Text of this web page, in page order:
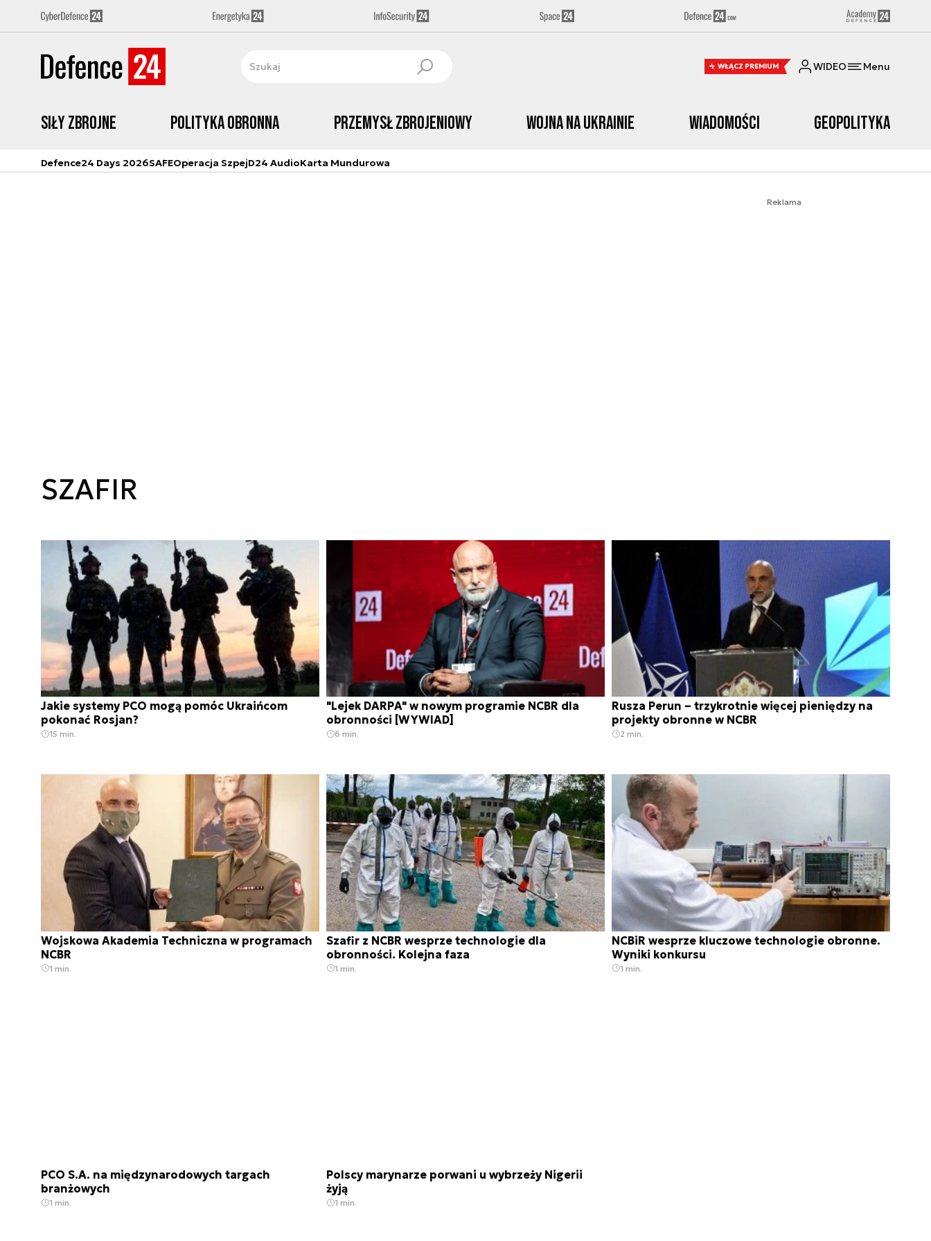
WŁĄCZ PREMIUM WIDEO Menu
Siły zbrojne Polityka obronna Przemysł Zbrojeniowy Wojna na Ukrainie Wiadomości Geopolityka
Defence24 Days 2026SAFEOperacja SzpejD24 AudioKarta Mundurowa
Reklama
SZAFIR
Jakie systemy PCO mogą pomóc Ukraińcom
pokonać Rosjan?
15 min.
"Lejek DARPA" w nowym programie NCBR dla
obronności [WYWIAD]
6 min.
Rusza Perun – trzykrotnie więcej pieniędzy na
projekty obronne w NCBR
2 min.
Wojskowa Akademia Techniczna w programach
NCBR
1 min.
Szafir z NCBR wesprze technologie dla
obronności. Kolejna faza
1 min.
NCBiR wesprze kluczowe technologie obronne.
Wyniki konkursu
1 min.
PCO S.A. na międzynarodowych targach
branżowych
1 min.
Polscy marynarze porwani u wybrzeży Nigerii
żyją
1 min.